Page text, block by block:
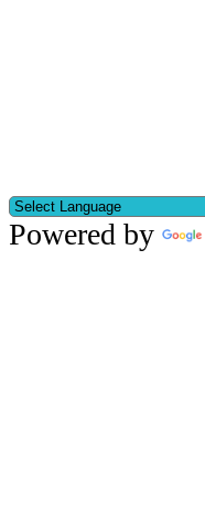
Powered by